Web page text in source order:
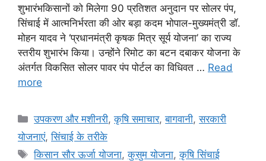
शुभारंभकिसानों को मिलेगा 90 प्रतिशत अनुदान पर सोलर पंप,
सिंचाई में आत्मनिर्भरता की ओर बड़ा कदम भोपाल-मुख्यमंत्री डॉ.
मोहन यादव ने ‘प्रधानमंत्री कृषक मित्र सूर्य योजना’ का राज्य
स्तरीय शुभारंभ किया। उन्होंने रिमोट का बटन दबाकर योजना के
अंतर्गत विकसित सोलर पावर पंप पोर्टल का विधिवत … Read
more
उपकरण और मशीनरी,कृषि समाचार,बागवानी,सरकारी
योजनाएं,सिंचाई के तरीके
किसान सौर ऊर्जा योजना,कुसुम योजना,कृषि सिंचाई